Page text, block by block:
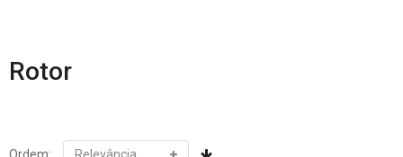
Rotor